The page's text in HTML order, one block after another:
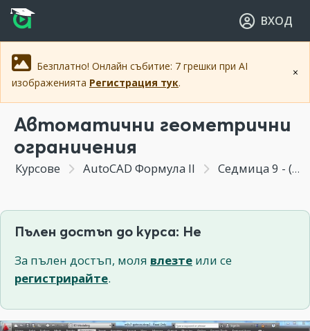
Прескочи към основното съдържание
Прескочи към навигацията
ВХОД
×
Безплатно! Онлайн събитие: 7 грешки при AI
изображенията Регистрация тук.
Автоматични геометрични
ограничения
Курсове AutoCAD Формула II Седмица 9 - (Бонус Модул) Параметрично чертане чрез геометрични ограничения
Пълен достъп до курса: Не
За пълен достъп, моля влезте или се
регистрирайте.